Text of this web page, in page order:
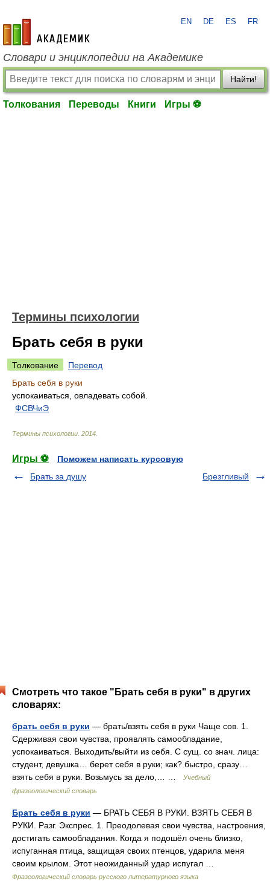
academic.ru
EN DE ES FR
Словари и энциклопедии на Академике
Найти!
Толкования Переводы Книги Игры ⚽
Термины психологии
Брать себя в руки
Толкование
Перевод
Брать себя в руки
успокаиваться, овладевать собой.
ФСВЧиЭ
Термины психологии 2014
Игры ⚽
Поможем написать курсовую
Брать за душу
Брезгливый
Смотреть что такое "Брать себя в руки" в других
словарях:
брать себя в руки — брать/взять себя в руки Чаще сов. 1.
Сдерживая свои чувства, проявлять самообладание,
успокаиваться. Выходить/выйти из себя. С сущ. со знач. лица:
студент, девушка… берет себя в руки; как? быстро, сразу…
взять себя в руки. Возьмусь за дело,… …
Учебный
фразеологический словарь
Брать себя в руки — БРАТЬ СЕБЯ В РУКИ. ВЗЯТЬ СЕБЯ В
РУКИ. Разг. Экспрес. 1. Преодолевая свои чувства, настроения,
достигать самообладания. Когда я подошёл очень близко,
испуганная птица, защищая своих птенцов, ударила меня
своим крылом. Этот неожиданный удар испугал …
Фразеологический словарь русского литературного языка